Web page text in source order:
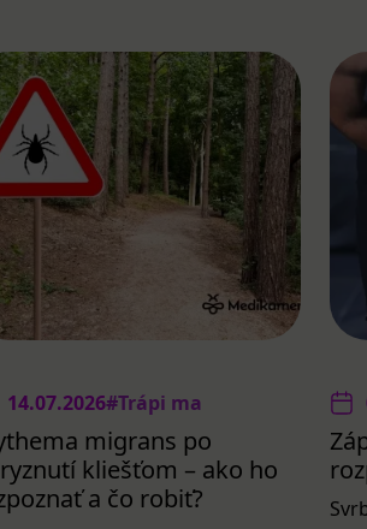
14.07.2026#Trápi ma
migrans po
kliešťom – ako ho
a čo robiť?